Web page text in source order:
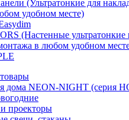
(Ультратонкие для
удобном месте)
(Настенные ультратонкие
в любом удобном
дома NEON-NIGHT (серия
проекторы